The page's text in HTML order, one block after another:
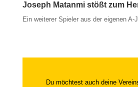
Joseph Matanmi stößt zum
Ein weiterer Spieler aus der eigenen A-
Du möchtest auch deine